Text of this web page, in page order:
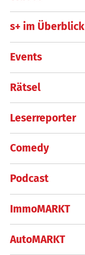
s+ im Überblick
Events
Rätsel
Leserreporter
Comedy
Podcast
ImmoMARKT
AutoMARKT